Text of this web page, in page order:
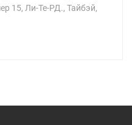
15, Ли-Те-РД., Тайбэй,